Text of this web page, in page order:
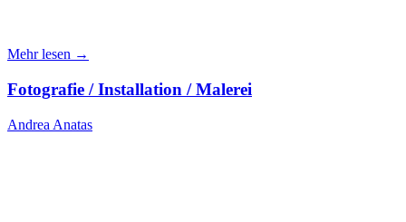
Mehr lesen →
Fotografie / Installation / Malerei
Andrea Anatas